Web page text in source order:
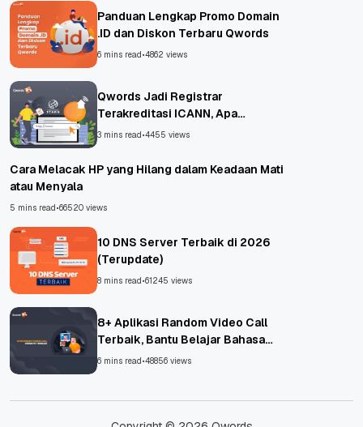
Panduan Lengkap Promo Domain
.ID dan Diskon Terbaru Qwords
6 mins read•4862 views
Qwords Jadi Registrar
Terakreditasi ICANN, Apa
Untungnya?
3 mins read•4455 views
Cara Melacak HP yang Hilang dalam Keadaan Mati
atau Menyala
5 mins read•66520 views
10 DNS Server Terbaik di 2026
(Terupdate)
8 mins read•61245 views
8+ Aplikasi Random Video Call
Terbaik, Bantu Belajar Bahasa
Asing!
6 mins read•48856 views